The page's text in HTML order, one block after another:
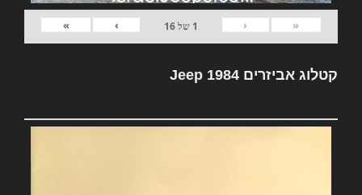
«
‹
1 של16
›
»
קטלוג אביזרים Jeep 1984